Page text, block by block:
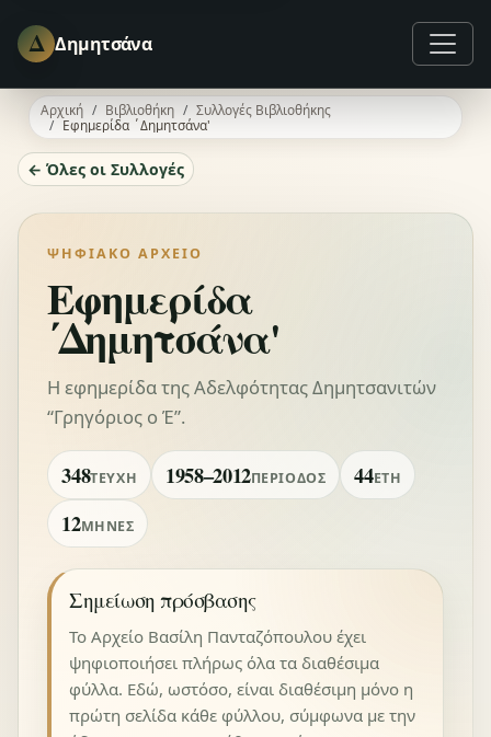
Δ Δημητσάνα
Αρχική Βιβλιοθήκη
Συλλογές Βιβλιοθήκης
Εφημερίδα ΄Δημητσάνα'
← Όλες οι Συλλογές
ΨΗΦΙΑΚΌ ΑΡΧΕΊΟ
Εφημερίδα
΄Δημητσάνα'
Η εφημερίδα της Αδελφότητας Δημητσανιτών
“Γρηγόριος ο Έ”.
348ΤΕΎΧΗ 1958–2012ΠΕΡΊΟΔΟΣ 44ΈΤΗ
12ΜΉΝΕΣ
Σημείωση πρόσβασης
Το Αρχείο Βασίλη Πανταζόπουλου έχει
ψηφιοποιήσει πλήρως όλα τα διαθέσιμα
φύλλα. Εδώ, ωστόσο, είναι διαθέσιμη μόνο η
πρώτη σελίδα κάθε φύλλου, σύμφωνα με την